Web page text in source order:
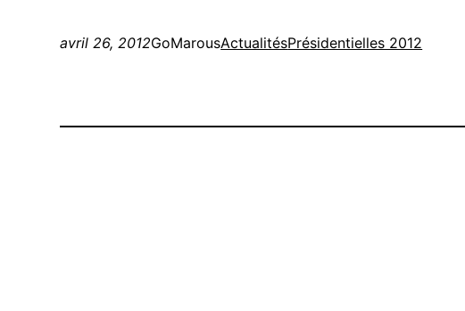
avril 26, 2012GoMarousActualitésPrésidentielles 2012